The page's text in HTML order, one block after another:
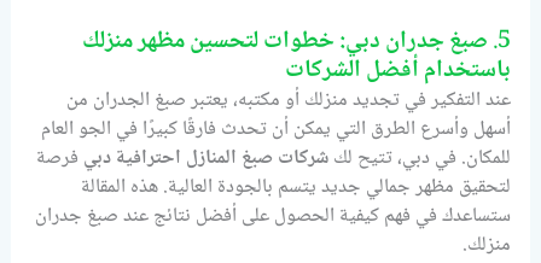
5. صبغ جدران دبي: خطوات لتحسين مظهر منزلك
باستخدام أفضل الشركات
عند التفكير في تجديد منزلك أو مكتبه، يعتبر صبغ الجدران من
أسهل وأسرع الطرق التي يمكن أن تحدث فارقًا كبيرًا في الجو العام
للمكان. في دبي، تتيح لكشركات صبغ المنازل احترافية دبي فرصة
لتحقيق مظهر جمالي جديد يتسم بالجودة العالية. هذه المقالة
ستساعدك في فهم كيفية الحصول على أفضل نتائج عند صبغ جدران
منزلك.